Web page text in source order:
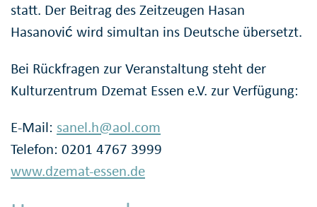
statt. Der Beitrag des Zeitzeugen Hasan
Hasanović wird simultan ins Deutsche übersetzt.
Bei Rückfragen zur Veranstaltung steht der
Kulturzentrum Dzemat Essen e.V. zur Verfügung:
E-Mail: sanel.h@aol.com
Telefon: 0201 4767 3999
www.dzemat-essen.de